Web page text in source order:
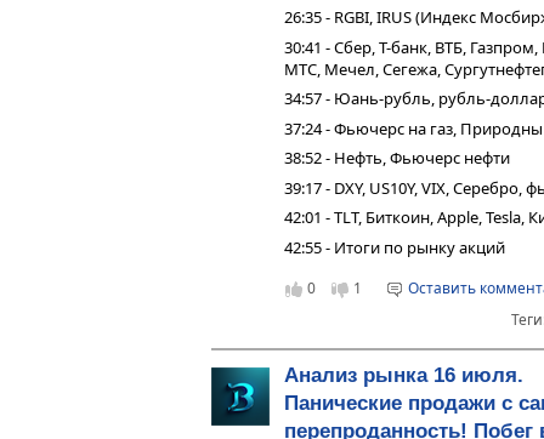
26:35 - RGBI, IRUS (Индекс
30:41 - Сбер, Т-банк, ВТБ,
МТС, Мечел, Сегежа,
34:57 - Юань-рубль, рубль-
37:24 - Фьючерс на газ,
38:52 - Нефть, Фьючерс нефти
39:17 - DXY, US10Y, VIX,
42:01 - TLT, Биткоин, Apple, Tesla,
42:55 - Итоги по рынку акций
0 1
Оставить
Анализ рынка 16 июля.
Панические продажи с
перепроданность! Побег